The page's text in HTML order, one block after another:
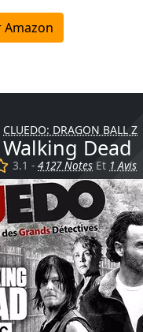
Amazon
CLUEDO: DRAGON BALL Z
Dead
()
3.1 -4 127 Notes Et 1 Avis